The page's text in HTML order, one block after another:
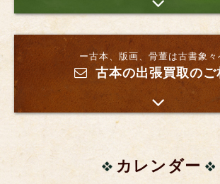
ー古本、版画、骨董は古書象々
古本の出張買取のご
カレンダー